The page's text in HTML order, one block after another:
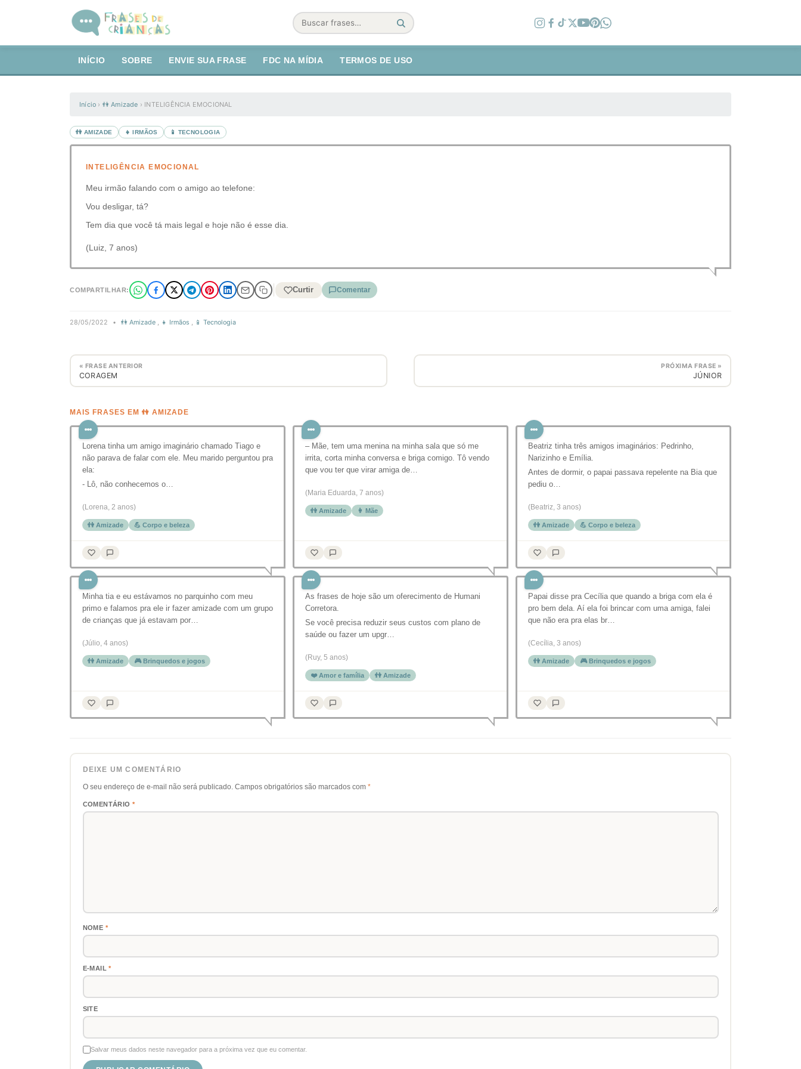
Buscar
INÍCIO SOBRE ENVIE SUA FRASE FDC NA MÍDIA TERMOS DE USO
Início › 👫 Amizade › INTELIGÊNCIA EMOCIONAL
👫 AMIZADE 👧 IRMÃOS 📱 TECNOLOGIA
INTELIGÊNCIA EMOCIONAL
Meu irmão falando com o amigo ao telefone:
Vou desligar, tá?
Tem dia que você tá mais legal e hoje não é esse dia.
(Luiz, 7 anos)
COMPARTILHAR: Curtir Comentar
28/05/2022 • 👫 Amizade , 👧 Irmãos , 📱 Tecnologia
« FRASE ANTERIOR
CORAGEM
PRÓXIMA FRASE »
JÚNIOR
MAIS FRASES EM 👫 AMIZADE
Lorena tinha um amigo imaginário chamado Tiago e
não parava de falar com ele. Meu marido perguntou pra
ela:
- Lô, não conhecemos o…
(Lorena, 2 anos)
👫 Amizade 💪 Corpo e beleza
– Mãe, tem uma menina na minha sala que só me
irrita, corta minha conversa e briga comigo. Tô vendo
que vou ter que virar amiga de…
(Maria Eduarda, 7 anos)
👫 Amizade 👩 Mãe
Beatriz tinha três amigos imaginários: Pedrinho,
Narizinho e Emília.
Antes de dormir, o papai passava repelente na Bia que
pediu o…
(Beatriz, 3 anos)
👫 Amizade 💪 Corpo e beleza
Minha tia e eu estávamos no parquinho com meu
primo e falamos pra ele ir fazer amizade com um grupo
de crianças que já estavam por…
(Júlio, 4 anos)
👫 Amizade 🎮 Brinquedos e jogos
As frases de hoje são um oferecimento de Humani
Corretora.
Se você precisa reduzir seus custos com plano de
saúde ou fazer um upgr…
(Ruy, 5 anos)
❤️ Amor e família 👫 Amizade
Papai disse pra Cecília que quando a briga com ela é
pro bem dela. Aí ela foi brincar com uma amiga, falei
que não era pra elas br…
(Cecília, 3 anos)
👫 Amizade 🎮 Brinquedos e jogos
DEIXE UM COMENTÁRIO
O seu endereço de e-mail não será publicado. Campos obrigatórios são marcados com *
COMENTÁRIO *
NOME *
E-MAIL*
SITE
Salvar meus dados neste navegador para a próxima vez que eu comentar.